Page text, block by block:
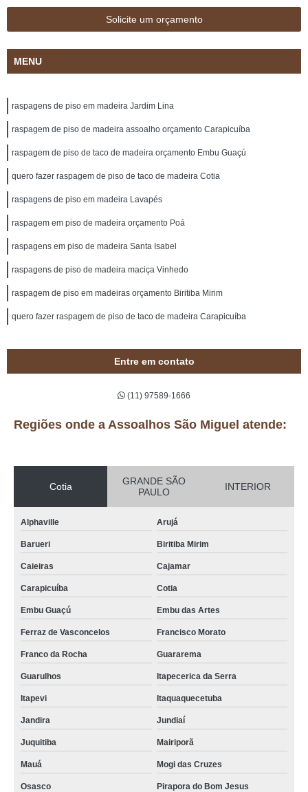
Solicite um orçamento
MENU
raspagens de piso em madeira Jardim Lina
raspagem de piso de madeira assoalho orçamento Carapicuíba
raspagem de piso de taco de madeira orçamento Embu Guaçú
quero fazer raspagem de piso de taco de madeira Cotia
raspagens de piso em madeira Lavapés
raspagem em piso de madeira orçamento Poá
raspagens em piso de madeira Santa Isabel
raspagens de piso de madeira maciça Vinhedo
raspagem de piso em madeiras orçamento Biritiba Mirim
quero fazer raspagem de piso de taco de madeira Carapicuíba
Entre em contato
(11) 97589-1666
Regiões onde a Assoalhos São Miguel atende:
Cotia
GRANDE SÃO
PAULO
INTERIOR
Alphaville Arujá
Barueri Biritiba Mirim
Caieiras Cajamar
Carapicuíba Cotia
Embu Guaçú Embu das Artes
Ferraz de Vasconcelos Francisco Morato
Franco da Rocha Guararema
Guarulhos Itapecerica da Serra
Itapevi Itaquaquecetuba
Jandira Jundiaí
Juquitiba Mairiporã
Mauá Mogi das Cruzes
Osasco Pirapora do Bom Jesus